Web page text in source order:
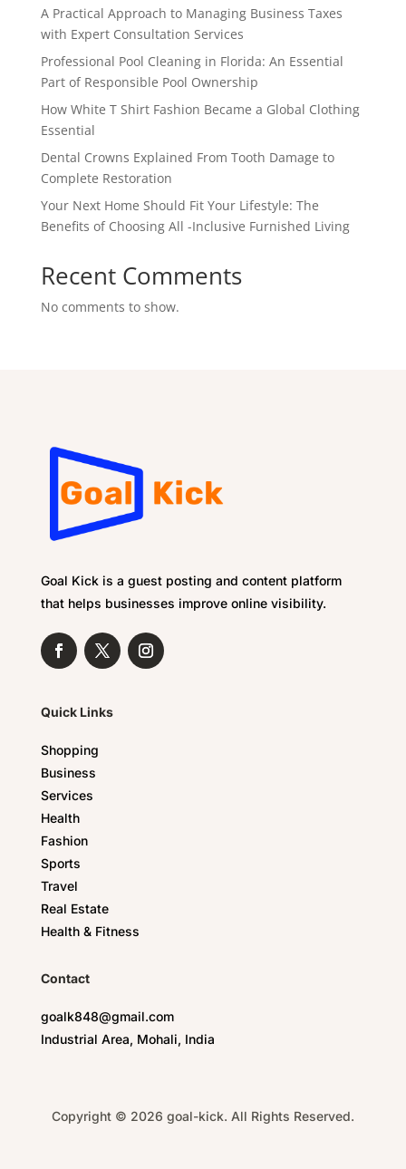
A Practical Approach to Managing Business Taxes
with Expert Consultation Services
Professional Pool Cleaning in Florida: An Essential
Part of Responsible Pool Ownership
How White T Shirt Fashion Became a Global Clothing
Essential
Dental Crowns Explained From Tooth Damage to
Complete Restoration
Your Next Home Should Fit Your Lifestyle: The
Benefits of Choosing All -Inclusive Furnished Living
Recent Comments
No comments to show.
Goal Kick is a guest posting and content platform
that helps businesses improve online visibility.
Quick Links
Shopping
Business
Services
Health
Fashion
Sports
Travel
Real Estate
Health & Fitness
Contact
goalk848@gmail.com
Industrial Area, Mohali, India
Copyright © 2026 goal-kick. All Rights Reserved.